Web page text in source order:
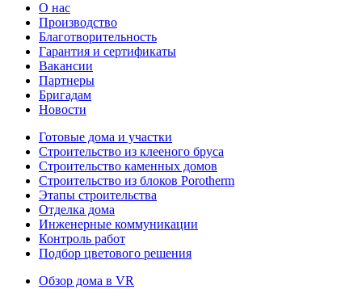
О нас
Производство
Благотворительность
Гарантия и сертификаты
Вакансии
Партнеры
Бригадам
Новости
Готовые дома и участки
Строительство из клееного бруса
Строительство каменных домов
Строительство из блоков Porotherm
Этапы строительства
Отделка дома
Инженерные коммуникации
Контроль работ
Подбор цветового решения
Обзор дома в VR